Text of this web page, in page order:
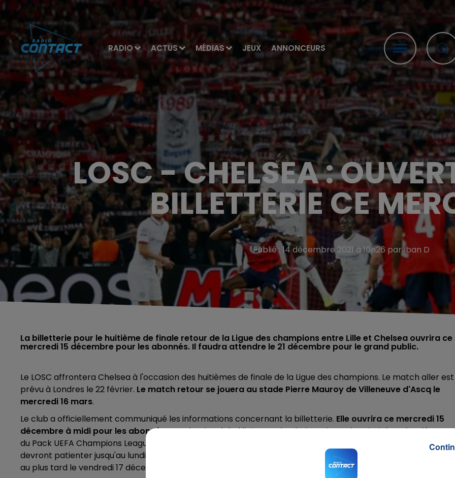
RADIO ACTUS MÉDIAS JEUX ANNONCEURS
LOSC - CHELSEA :
BILLETTERIE CE
Publié : 14 décembre 2021 à 10h26 par Iban D
La billetterie pour le huitième de finale retour de la Ligue des champions entre Lille et Chelsea ouvrira ce
mercredi 15 décembre pour les abonnés. Il faudra attendre le 21 décembre pour le grand public.
Le LOSC affrontera Chelsea à l'occasion des huitièmes de finale de la Ligue des champions. Le match aller est
prévu à Londres le 22 février. Le match retour se jouera au stade Pierre Mauroy de Villeneuve d'Ascq le
mercredi 16 mars.
Le club a officiellement communiqué les informations concernant la billetterie. Elle ouvrira ce mercredi 15
décembre à midi pour les abonnés. Ces derniers bénéficieront de plusieurs jours de priorité sur les
du Pack UEFA Champions League (celui qui a permis d'assister aux trois rencontres de la phase de groupes)
devront patienter jusqu'au lundi 20 décembre. Les personnes concernées recevront un code unique par mail
au plus tard le vendredi 17 décembre.